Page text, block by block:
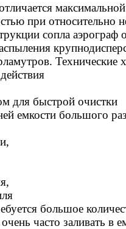
максимальной
при относительно
сопла аэрограф
Технические
для быстрой очистки
емкости большого
большое
часто заливать в